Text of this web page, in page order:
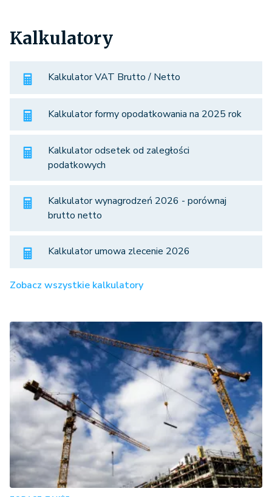
Kalkulatory
Kalkulator VAT Brutto / Netto
Kalkulator formy opodatkowania na 2025 rok
Kalkulator odsetek od zaległości
podatkowych
Kalkulator wynagrodzeń 2026 - porównaj
brutto netto
Kalkulator umowa zlecenie 2026
Zobacz wszystkie kalkulatory